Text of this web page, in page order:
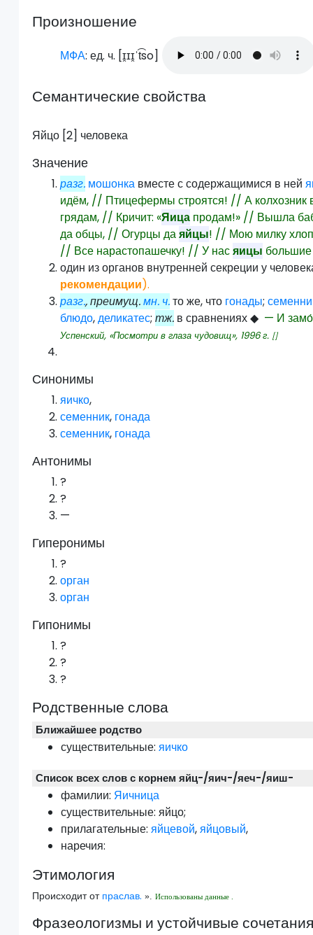
Произношение
МФА: ед. ч. [ɪ̯ɪɪ̯ˈt͡so]
Семантические свойства
Яйцо [2] человека
Значение
разг. мошонка вместе с содержащимися в ней
идём, // Птицефермы строятся! // А колхозник
грядам, // Кричит: «Яица продам!» // Вышла
да обцы, // Огурцы даяйцы! // Мою милку
// Все нарастопашечку! // У насяицы
один из органов внутренней секреции у
рекомендации).
разг., преимущ.мн. ч.то же, что гонады;
блюдо,деликатес;тж. в сравнениях◆ — И
Успенский, «Посмотри в глаза чудовищ», 1996г. []
Синонимы
яичко,
семенник, гонада
семенник, гонада
Антонимы
?
?
—
Гиперонимы
?
орган
орган
Гипонимы
?
?
?
Родственные слова
Ближайшее родство
существительные: яичко
Список всех слов с корнем яйц-/яич-/яеч-/яиш-
фамилии: Яичница
существительные: яйцо;
прилагательные: яйцевой,яйцовый,
наречия:
Этимология
Происходит от праслав. ».Использованы данные .
Фразеологизмы и устойчивые